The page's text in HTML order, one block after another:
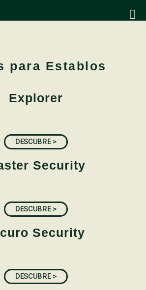
para Establos
Explorer
DESCUBRE >
Security
DESCUBRE >
Security
DESCUBRE >